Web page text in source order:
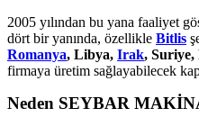
2005 yılından bu yana faaliyet
dört bir yanında, özellikle Bitlis
Romanya, Libya, Irak, Suriye,
firmaya üretim sağlayabilecek
Neden SEYBAR